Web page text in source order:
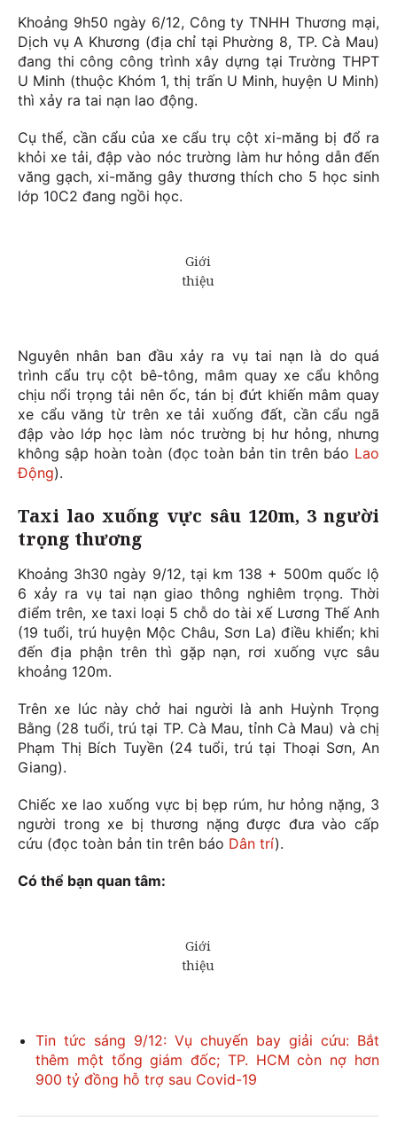
Khoảng 9h50 ngày 6/12, Công ty TNHH Thương mại,
Dịch vụ A Khương (địa chỉ tại Phường 8, TP. Cà Mau)
đang thi công công trình xây dựng tại Trường THPT
U Minh (thuộc Khóm 1, thị trấn U Minh, huyện U Minh)
thì xảy ra tai nạn lao động.
Cụ thể, cần cẩu của xe cẩu trụ cột xi-măng bị đổ ra
khỏi xe tải, đập vào nóc trường làm hư hỏng dẫn đến
văng gạch, xi-măng gây thương thích cho 5 học sinh
lớp 10C2 đang ngồi học.
Nguyên nhân ban đầu xảy ra vụ tai nạn là do quá
trình cẩu trụ cột bê-tông, mâm quay xe cẩu không
chịu nổi trọng tải nên ốc, tán bị đứt khiến mâm quay
xe cẩu văng từ trên xe tải xuống đất, cần cẩu ngã
đập vào lớp học làm nóc trường bị hư hỏng, nhưng
không sập hoàn toàn (đọc toàn bản tin trên báo Lao
Động).
Taxi lao xuống vực sâu 120m, 3 người
trọng thương
Khoảng 3h30 ngày 9/12, tại km 138 + 500m quốc lộ
6 xảy ra vụ tai nạn giao thông nghiêm trọng. Thời
điểm trên, xe taxi loại 5 chỗ do tài xế Lương Thế Anh
(19 tuổi, trú huyện Mộc Châu, Sơn La) điều khiển; khi
đến địa phận trên thì gặp nạn, rơi xuống vực sâu
khoảng 120m.
Trên xe lúc này chở hai người là anh Huỳnh Trọng
Bằng (28 tuổi, trú tại TP. Cà Mau, tỉnh Cà Mau) và chị
Phạm Thị Bích Tuyền (24 tuổi, trú tại Thoại Sơn, An
Giang).
Chiếc xe lao xuống vực bị bẹp rúm, hư hỏng nặng, 3
người trong xe bị thương nặng được đưa vào cấp
cứu (đọc toàn bản tin trên báo Dân trí).
Có thể bạn quan tâm:
Tin tức sáng 9/12: Vụ chuyến bay giải cứu: Bắt
thêm một tổng giám đốc; TP. HCM còn nợ hơn
900 tỷ đồng hỗ trợ sau Covid-19